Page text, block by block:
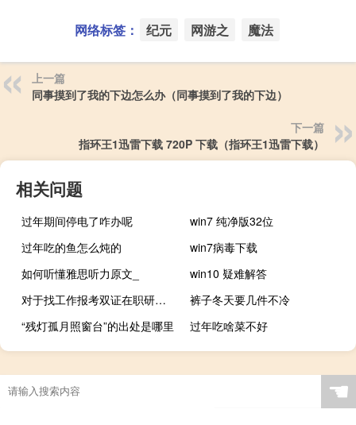
网络标签： 纪元 网游之 魔法
上一篇
同事摸到了我的下边怎么办（同事摸到了我的下边）
下一篇
指环王1迅雷下载 720P 下载（指环王1迅雷下载）
相关问题
过年期间停电了咋办呢
win7 纯净版32位
过年吃的鱼怎么炖的
win7病毒下载
如何听懂雅思听力原文_
win10 疑难解答
对于找工作报考双证在职研究生有什么好处
裤子冬天要几件不冷
“残灯孤月照窗台”的出处是哪里
过年吃啥菜不好
☚